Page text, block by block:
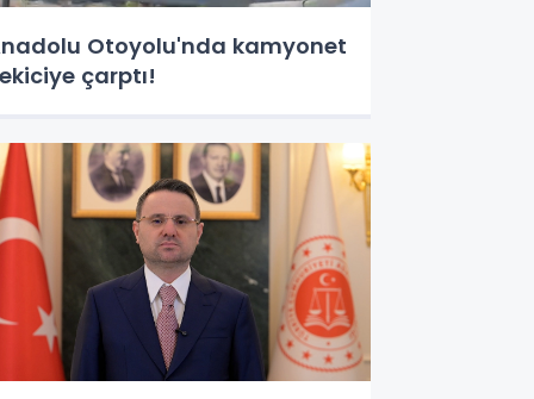
Otoyolu'nda kamyonet
çarptı!